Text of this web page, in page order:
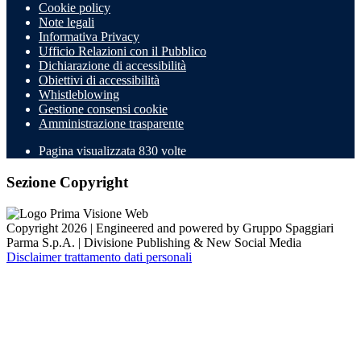
Cookie policy
Note legali
Informativa Privacy
Ufficio Relazioni con il Pubblico
Dichiarazione di accessibilità
Obiettivi di accessibilità
Whistleblowing
Gestione consensi cookie
Amministrazione trasparente
Pagina visualizzata 830 volte
Sezione Copyright
Copyright 2026 | Engineered and powered by Gruppo Spaggiari
Parma S.p.A. | Divisione Publishing & New Social Media
Disclaimer trattamento dati personali